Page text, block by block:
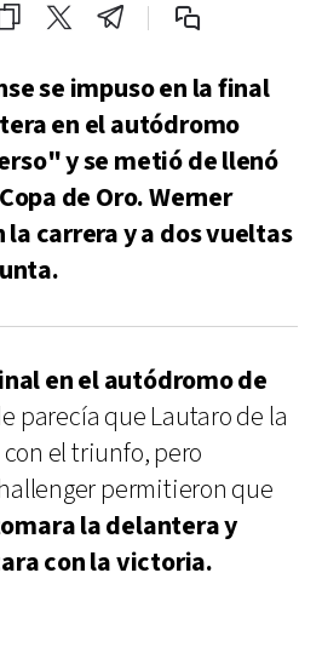
se impuso en la final
en el autódromo
y se metió de llenó
de Oro. Werner
carrera y a dos vueltas
en el autódromo de
parecía que Lautaro de la
el triunfo, pero
permitieron que
la delantera y
con la victoria.